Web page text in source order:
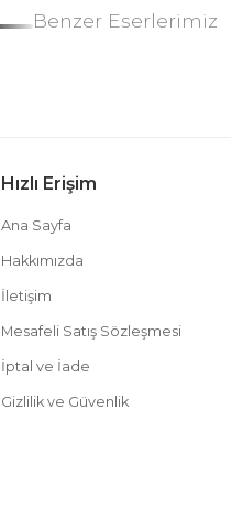
Benzer Eserlerimiz
Hızlı Erişim
Ana Sayfa
Hakkımızda
İletişim
Mesafeli Satış Sözleşmesi
İptal ve İade
Gizlilik ve Güvenlik